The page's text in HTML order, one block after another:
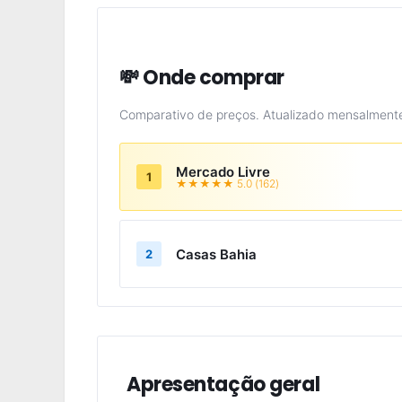
💸 Onde comprar
Comparativo de preços. Atualizado
1 Mercado Livre
★★★★★ 5.0 (162)
2 Casas Bahia
Apresentação geral